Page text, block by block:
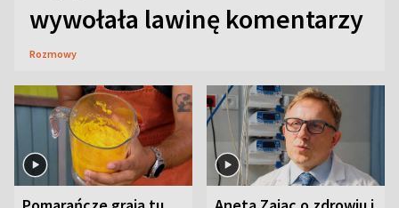
wywołała lawinę komentarzy
Rozmowy